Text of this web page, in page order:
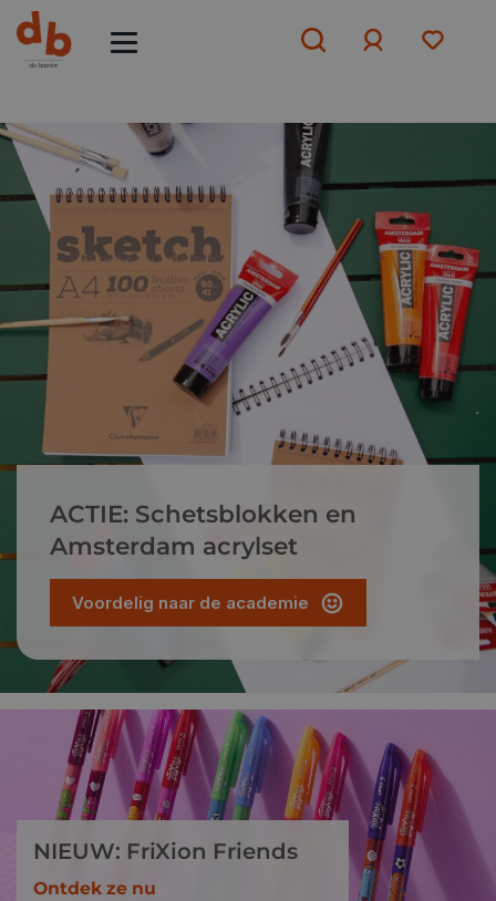
Aanmelden
of aanmelden
ACTIE: Schetsblokken en
Amsterdam acrylset
Voordelig naar de academie
NIEUW: FriXion Friends
Ontdek ze nu